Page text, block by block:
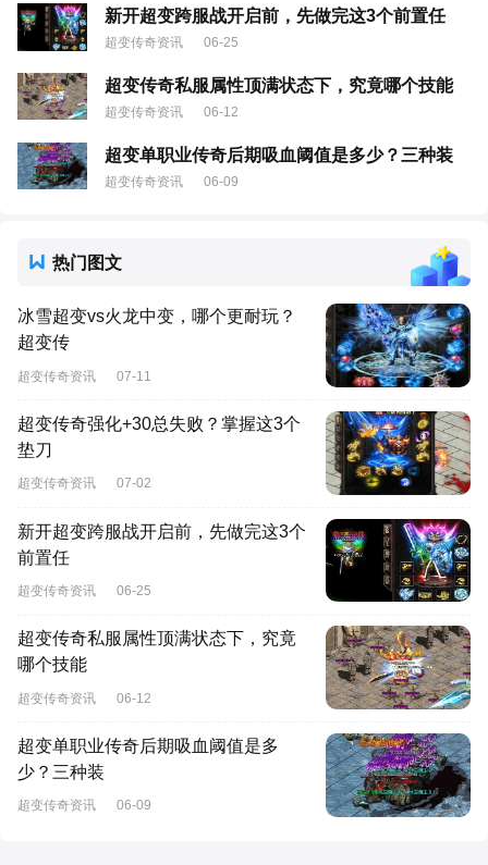
新开超变跨服战开启前，先做完这3个前置任
超变传奇资讯 06-25
超变传奇私服属性顶满状态下，究竟哪个技能
超变传奇资讯 06-12
超变单职业传奇后期吸血阈值是多少？三种装
超变传奇资讯 06-09
热门图文
冰雪超变vs火龙中变，哪个更耐玩？
超变传
超变传奇资讯 07-11
超变传奇强化+30总失败？掌握这3个
垫刀
超变传奇资讯 07-02
新开超变跨服战开启前，先做完这3个
前置任
超变传奇资讯 06-25
超变传奇私服属性顶满状态下，究竟
哪个技能
超变传奇资讯 06-12
超变单职业传奇后期吸血阈值是多
少？三种装
超变传奇资讯 06-09